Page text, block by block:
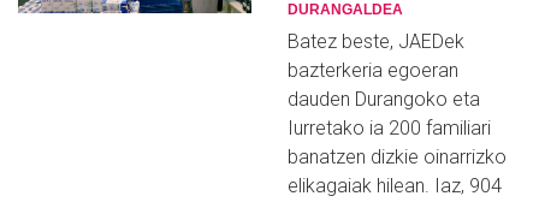
DURANGALDEA
Batez beste, JAEDek
bazterkeria egoeran
dauden Durangoko eta
Iurretako ia 200 familiari
banatzen dizkie oinarrizko
elikagaiak hilean. Iaz, 904